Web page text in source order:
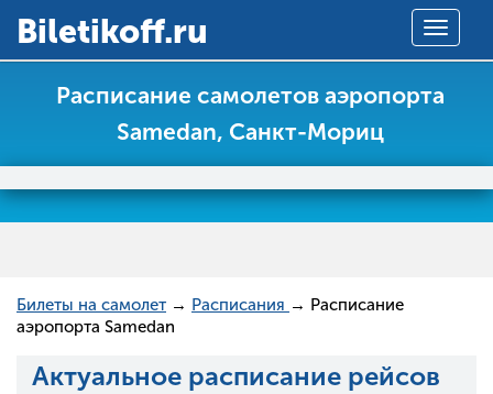
Toggle
Вiletikoff.ru
Расписание самолетов аэропорта
Samedan, Санкт-Мориц
Билеты на самолет → Расписания → Расписание
аэропорта Samedan
Актуальное расписание рейсов